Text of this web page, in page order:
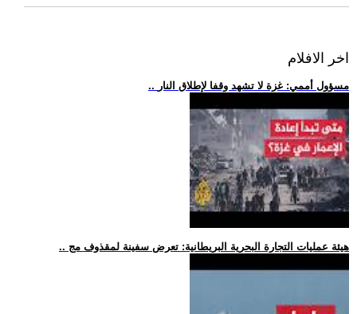
اخر الافلام
.. مسؤول أممي: غزة لا تشهد وقفا لإطلاق النار
.. هيئة عمليات التجارة البحرية البريطانية: تعرض سفينة لمقذوف مج